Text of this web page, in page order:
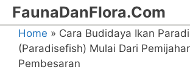
Skip
to
content
FaunaDanFlora.Com
Home » Cara Budidaya Ikan
(Paradisefish) Mulai Dari
Pembesaran